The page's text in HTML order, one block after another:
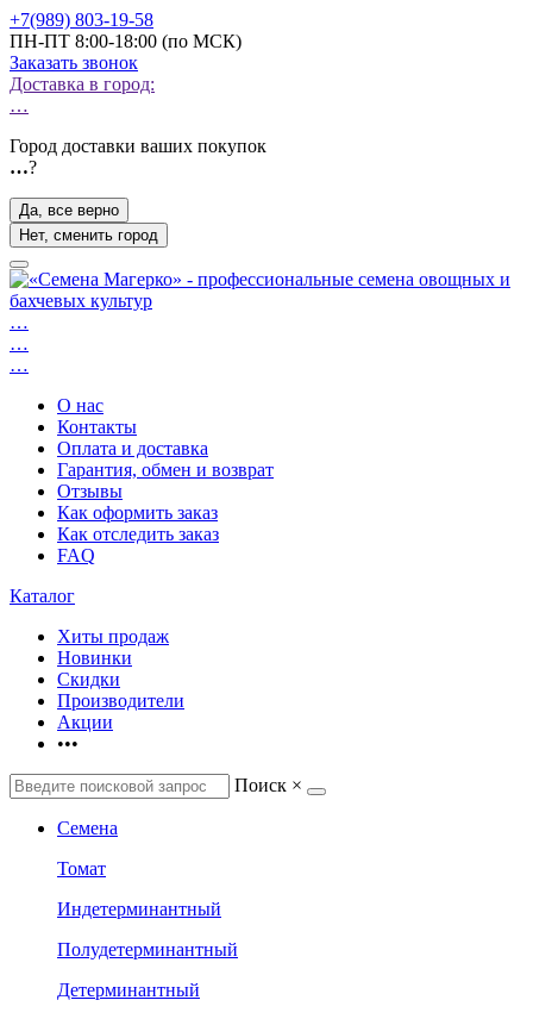
+7(989) 803-19-58
ПН-ПТ 8:00-18:00 (по МСК)
Заказать звонок
Доставка в город:
…
Город доставки ваших покупок
…?
Да, все верно
Нет, сменить город
…
…
…
О нас
Контакты
Оплата и доставка
Гарантия, обмен и возврат
Отзывы
Как оформить заказ
Как отследить заказ
FAQ
Каталог
Хиты продаж
Новинки
Скидки
Производители
Акции
•••
Поиск ×
Семена
Томат
Индетерминантный
Полудетерминантный
Детерминантный